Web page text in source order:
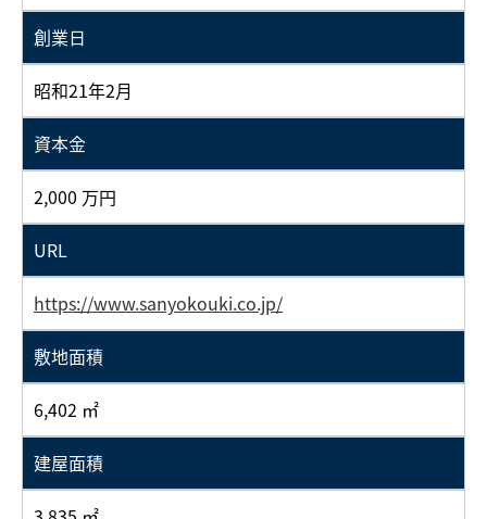
創業日
昭和21年2月
資本金
2,000 万円
URL
https://www.sanyokouki.co.jp/
敷地面積
6,402 ㎡
建屋面積